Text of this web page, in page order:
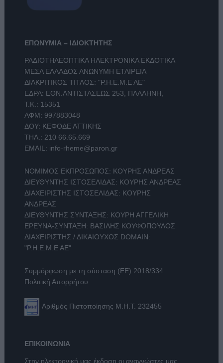
ΕΠΩΝΥΜΙΑ – ΙΔΙΟΚΤΗΤΗΣ
ΡΑΔΙΟΤΗΛΕΟΠΤΙΚΑ ΗΛΕΚΤΡΟΝΙΚΑ ΕΚΔΟΤΙΚΑ
ΜΕΣΑ ΕΛΛΑΔΟΣ ΑΝΩΝΥΜΗ ΕΤΑΙΡΕΙΑ
ΔΙΑΚΡΙΤΙΚΟΣ ΤΙΤΛΟΣ: "Ρ.Η.Ε.Μ.Ε ΑΕ"
ΕΔΡΑ: ΕΘΝ.ΑΝΤΙΣΤΑΣΕΩΣ 253, ΠΑΛΛΗΝΗ,
Τ.Κ.: 15351
ΑΦΜ: 997883048
ΔΟΥ: ΚΕΦΟΔΕ ΑΤΤΙΚΗΣ
ΤΗΛ.: 210 66.65.669
EMAIL: info-rheme@paron.gr
ΝΟΜΙΜΟΣ ΕΚΠΡΟΣΩΠΟΣ: ΚΟΥΡΗΣ ΑΝΔΡΕΑΣ
ΔΙΕΥΘΥΝΤΗΣ ΙΣΤΟΣΕΛΙΔΑΣ: ΚΟΥΡΗΣ ΑΝΔΡΕΑΣ
ΔΙΑΧΕΙΡΙΣΤΗΣ ΙΣΤΟΣΕΛΙΔΑΣ: ΚΟΥΡΗΣ
ΑΝΔΡΕΑΣ
ΔΙΕΥΘΥΝΤΗΣ ΣΥΝΤΑΞΗΣ: ΚΟΥΡΗ ΑΓΓΕΛΙΚΗ
ΕΡΕΥΝΑ-ΣΥΝΤΑΞΗ: ΒΑΣΙΛΗΣ ΚΟΥΦΟΠΟΥΛΟΣ
ΔΙΑΧΕΙΡΙΣΤΗΣ / ΔΙΚΑΙΟΥΧΟΣ DOMAIN:
"Ρ.Η.Ε.Μ.Ε ΑΕ"
Συμμόρφωση με τη σύσταση (ΕΕ) 2018/334
Πολιτική Απορρήτου
Αριθμός Πιστοποίησης Μ.Η.Τ. 232455
ΕΠΙΚΟΙΝΩΝΙΑ
Στην ηλεκτρονική μας έκδοση οι αναγνώστες μας